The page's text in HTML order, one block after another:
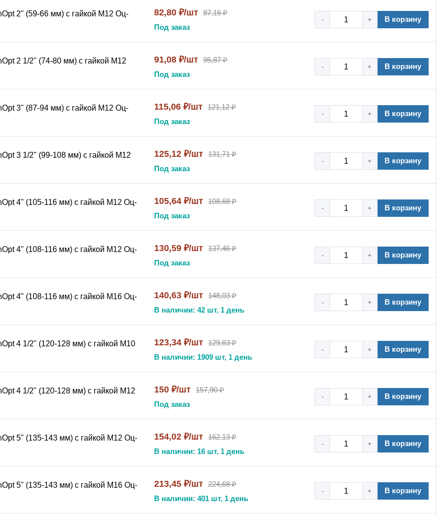
сейчас и обеспечьте надёжное крепление труб на долгие годы!
хомута адаптирована для крепления пластиковых и металлических труб.
осматривать соединение раз в год, особенно при наружной установке.
случаев нет, но при экстремальных условиях можно использовать уплотнительные прокладки.
Да, хомут можно комбинировать с кронштейнами и опорами.
для крепежа.
помощью болтов или саморезов.
прилегание без деформации трубы.
смещаться.
и отсоедините от несущей конструкции.
труб даже при высоких нагрузках. Долговечность и устойчивость к коррозии сократят затраты на
решение для сантехнических работ — надёжность, проверенная временем!
хомут, крепёж для труб, сантехнический крепёж, хомут повышенной нагрузки, металлический хомут,
2" (59-66 мм) с гайкой М12 Оц-
82,80 ₽/шт 87,16 ₽
Под заказ
- + В корзину
2 1/2" (74-80 мм) с гайкой М12
91,08 ₽/шт 95,87 ₽
Под заказ
- + В корзину
3" (87-94 мм) с гайкой М12 Оц-
115,06 ₽/шт 121,12 ₽
Под заказ
- + В корзину
3 1/2" (99-108 мм) с гайкой М12
125,12 ₽/шт 131,71 ₽
Под заказ
- + В корзину
4" (105-116 мм) с гайкой М12 Оц-
105,64 ₽/шт 108,68 ₽
Под заказ
- + В корзину
4" (108-116 мм) с гайкой М12 Оц-
130,59 ₽/шт 137,46 ₽
Под заказ
- + В корзину
4" (108-116 мм) с гайкой М16 Оц-
140,63 ₽/шт 148,03 ₽
В наличии: 42 шт, 1 день
- + В корзину
4 1/2" (120-128 мм) с гайкой М10
123,34 ₽/шт 129,83 ₽
В наличии: 1909 шт, 1 день
- + В корзину
4 1/2" (120-128 мм) с гайкой М12
150 ₽/шт 157,90 ₽
Под заказ
- + В корзину
5" (135-143 мм) с гайкой М12 Оц-
154,02 ₽/шт 162,13 ₽
В наличии: 16 шт, 1 день
- + В корзину
5" (135-143 мм) с гайкой М16 Оц-
213,45 ₽/шт 224,68 ₽
В наличии: 401 шт, 1 день
- + В корзину